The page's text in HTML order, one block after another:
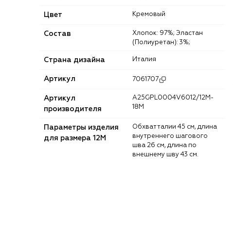
Цвет Кремовый
Состав
Хлопок: 97%; Эластан
(Полиуретан): 3%;
Страна дизайна Италия
Артикул 7061707
Артикул
производителя
A25GPL0004V6012/12M-
18M
Параметры изделия
для размера 12M
Обхват талии 45 см, длина
внутреннего шагового
шва 26 см, длина по
внешнему шву 43 см.